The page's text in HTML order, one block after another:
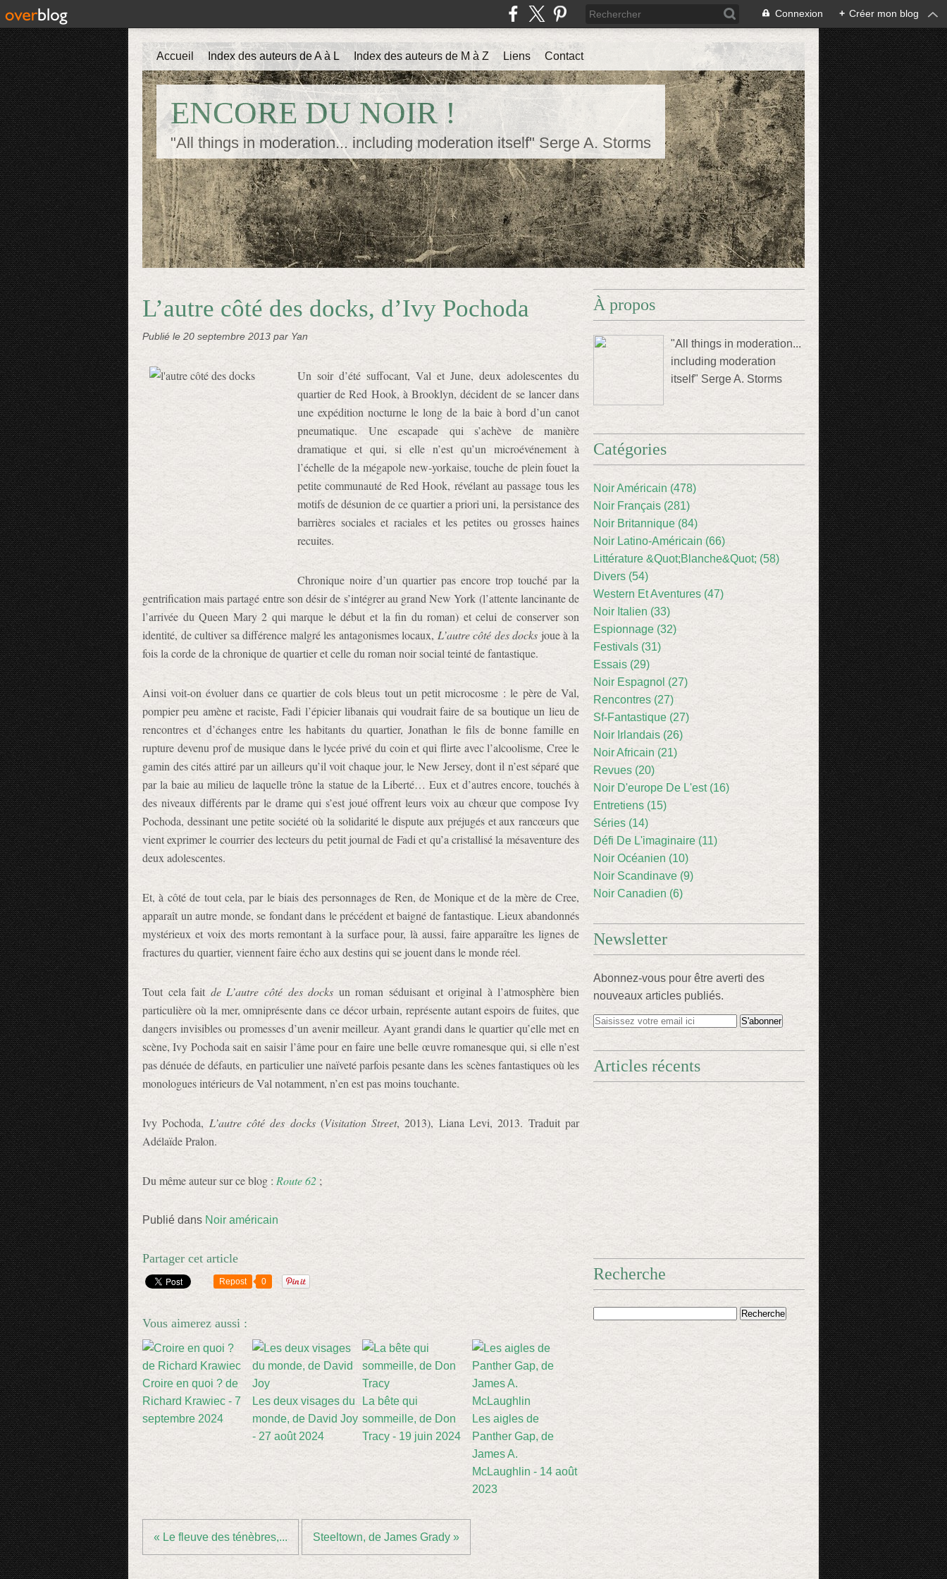
Connexion + Créer mon blog
ENCORE DU NOIR !
"All things in moderation... including moderation itself" Serge A. Storms
Accueil Index des auteurs de A à L Index des auteurs de M à Z Liens Contact
L’autre côté des docks, d’Ivy Pochoda
Publié le 20 septembre 2013 par Yan
Un soir d’été suffocant, Val et June, deux adolescentes du
quartier de Red Hook, à Brooklyn, décident de se lancer dans
une expédition nocturne le long de la baie à bord d’un canot
pneumatique. Une escapade qui s’achève de manière
dramatique et qui, si elle n’est qu’un microévénement à
l’échelle de la mégapole new-yorkaise, touche de plein fouet la
petite communauté de Red Hook, révélant au passage tous les
motifs de désunion de ce quartier a priori uni, la persistance des
barrières sociales et raciales et les petites ou grosses haines
recuites.
Chronique noire d’un quartier pas encore trop touché par la
gentrification mais partagé entre son désir de s’intégrer au grand New York (l’attente lancinante de
l’arrivée du Queen Mary 2 qui marque le début et la fin du roman) et celui de conserver son
identité, de cultiver sa différence malgré les antagonismes locaux, L’autre côté des docks joue à la
fois la corde de la chronique de quartier et celle du roman noir social teinté de fantastique.
Ainsi voit-on évoluer dans ce quartier de cols bleus tout un petit microcosme : le père de Val,
pompier peu amène et raciste, Fadi l’épicier libanais qui voudrait faire de sa boutique un lieu de
rencontres et d’échanges entre les habitants du quartier, Jonathan le fils de bonne famille en
rupture devenu prof de musique dans le lycée privé du coin et qui flirte avec l’alcoolisme, Cree le
gamin des cités attiré par un ailleurs qu’il voit chaque jour, le New Jersey, dont il n’est séparé que
par la baie au milieu de laquelle trône la statue de la Liberté… Eux et d’autres encore, touchés à
des niveaux différents par le drame qui s’est joué offrent leurs voix au chœur que compose Ivy
Pochoda, dessinant une petite société où la solidarité le dispute aux préjugés et aux rancœurs que
vient exprimer le courrier des lecteurs du petit journal de Fadi et qu’a cristallisé la mésaventure des
deux adolescentes.
Et, à côté de tout cela, par le biais des personnages de Ren, de Monique et de la mère de Cree,
apparaît un autre monde, se fondant dans le précédent et baigné de fantastique. Lieux abandonnés
mystérieux et voix des morts remontant à la surface pour, là aussi, faire apparaître les lignes de
fractures du quartier, viennent faire écho aux destins qui se jouent dans le monde réel.
Tout cela fait de L’autre côté des docks un roman séduisant et original à l’atmosphère bien
particulière où la mer, omniprésente dans ce décor urbain, représente autant espoirs de fuites, que
dangers invisibles ou promesses d’un avenir meilleur. Ayant grandi dans le quartier qu’elle met en
scène, Ivy Pochoda sait en saisir l’âme pour en faire une belle œuvre romanesque qui, si elle n’est
pas dénuée de défauts, en particulier une naïveté parfois pesante dans les scènes fantastiques où les
monologues intérieurs de Val notamment, n’en est pas moins touchante.
Ivy Pochoda, L’autre côté des docks(Visitation Street, 2013), Liana Levi, 2013. Traduit par
Adélaïde Pralon.
Du même auteur sur ce blog : Route 62 ;
Publié dans Noir américain
Partager cet article
Repost 0
Vous aimerez aussi :
Croire en quoi ? de
Richard Krawiec - 7
septembre 2024
Les deux visages du
monde, de David Joy
- 27 août 2024
La bête qui
sommeille, de Don
Tracy - 19 juin 2024
Les aigles de
Panther Gap, de
James A.
McLaughlin - 14 août
2023
« Le fleuve des ténèbres,... Steeltown, de James Grady »
À propos
"All things in moderation...
including moderation
itself" Serge A. Storms
Catégories
Noir Américain (478)
Noir Français (281)
Noir Britannique (84)
Noir Latino-Américain (66)
Littérature &Quot;Blanche&Quot; (58)
Divers (54)
Western Et Aventures (47)
Noir Italien (33)
Espionnage (32)
Festivals (31)
Essais (29)
Noir Espagnol (27)
Rencontres (27)
Sf-Fantastique (27)
Noir Irlandais (26)
Noir Africain (21)
Revues (20)
Noir D'europe De L'est (16)
Entretiens (15)
Séries (14)
Défi De L'imaginaire (11)
Noir Océanien (10)
Noir Scandinave (9)
Noir Canadien (6)
Newsletter
Abonnez-vous pour être averti des
nouveaux articles publiés.
Articles récents
Recherche